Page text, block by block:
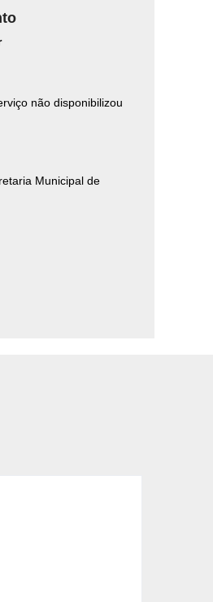
não disponibilizou
Municipal de